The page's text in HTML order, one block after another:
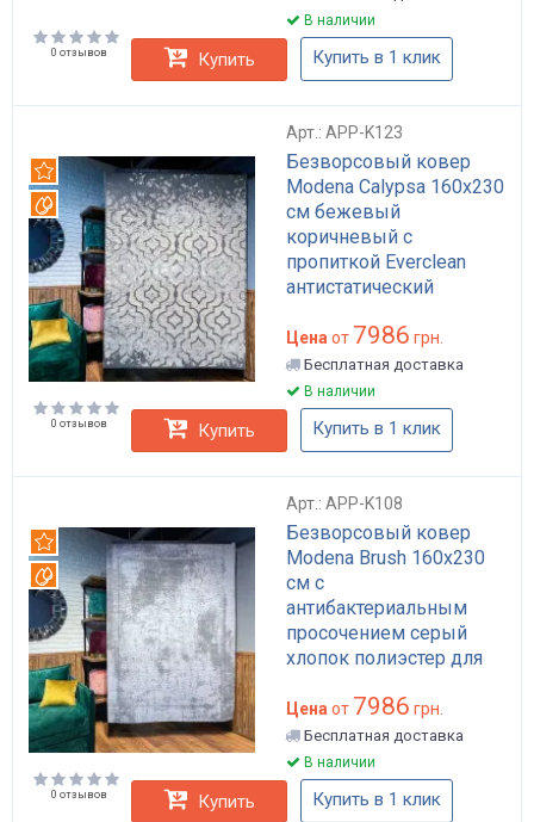
В наличии
0 отзывов Купить Купить в 1 клик
Арт.: APP-K123
Безворсовый ковер
Modena Calypsa 160x230
см бежевый
коричневый с
пропиткой Everclean
антистатический
дома и в гостиную арт:
APP-K123
Рекомендуем
Вотерпруф
Цена от 7986 грн.
Бесплатная доставка
В наличии
0 отзывов Купить Купить в 1 клик
Арт.: APP-K108
Безворсовый ковер
Modena Brush 160x230
см с
антибактериальным
просочением серый
хлопок полиэстер для
K108
Рекомендуем
Вотерпруф
Цена от 7986 грн.
Бесплатная доставка
В наличии
0 отзывов Купить Купить в 1 клик